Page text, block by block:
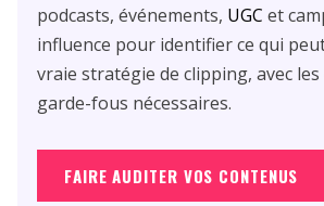
podcasts, événements, UGC et
influence pour identifier ce qui
vraie stratégie de clipping, avec
garde-fous nécessaires.
FAIRE AUDITER VOS CONTENUS